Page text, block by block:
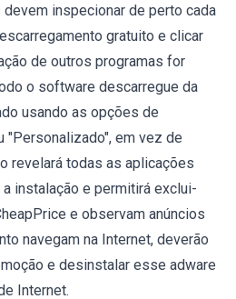
inspecionar de perto cada
gratuito e clicar
de outros programas for
o software descarregue da
usando as opções de
"Personalizado", em vez de
revelará todas as aplicações
instalação e permitirá exclui-
e observam anúncios
navegam na Internet, deverão
e desinstalar esse adware
Internet.